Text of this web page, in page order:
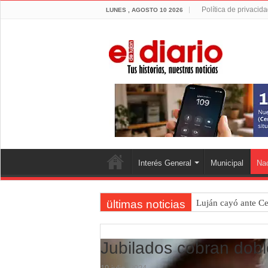
LUNES , AGOSTO 10 2026 Política de
Interés General Municipal
ültimas noticias Luján cayó ante
Peregrinación de
Luján defiende la
Veredas nuevas
Jubilados cobran